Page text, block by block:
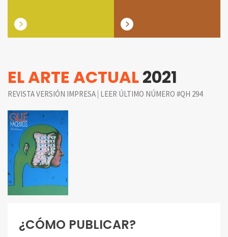
EL ARTE ACTUAL2021
REVISTA VERSIÓN IMPRESA | LEER ÚLTIMO NÚMERO #QH 294
¿CÓMO PUBLICAR?